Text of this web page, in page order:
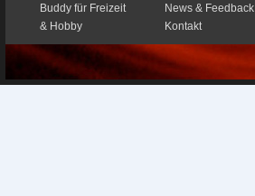
Buddy für Freizeit
& Hobby
News & Feedback
Kontakt